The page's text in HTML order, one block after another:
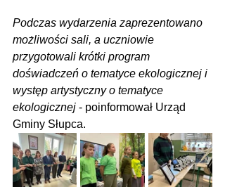
Podczas wydarzenia zaprezentowano
możliwości sali, a uczniowie
przygotowali krótki program
doświadczeń o tematyce ekologicznej i
występ artystyczny o tematyce
ekologicznej - poinformował Urząd
Gminy Słupca.